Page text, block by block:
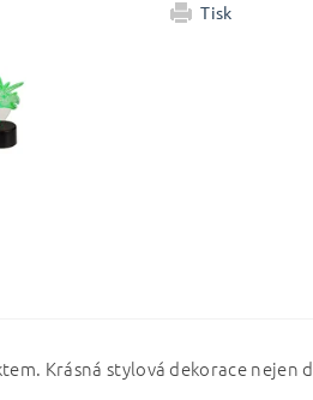
Tisk
Krásná stylová dekorace nejen